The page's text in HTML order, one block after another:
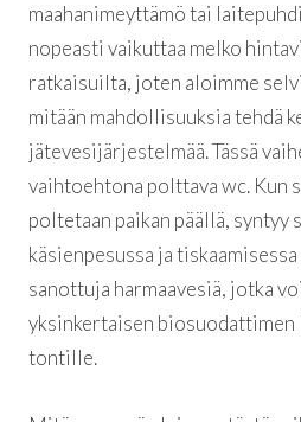
maahanimeyttämö tai
nopeasti vaikuttaa melko
ratkaisuilta, joten aloimme
mitään mahdollisuuksia tehdä
jätevesijärjestelmää. Tässä
vaihtoehtona polttava wc. Kun
poltetaan paikan päällä, syntyy
käsienpesussa ja
sanottuja harmaavesiä, jotka
yksinkertaisen biosuodattimen
tontille.